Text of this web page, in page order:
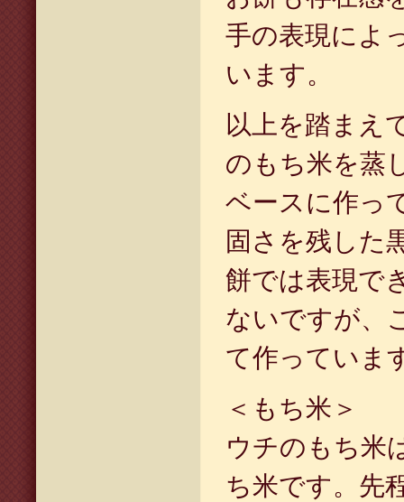
手の表現によ
います。
以上を踏まえ
のもち米を蒸
ベースに作っ
固さを残した
餅では表現で
ないですが、
て作っていま
＜もち米＞
ウチのもち米
ち米です。先